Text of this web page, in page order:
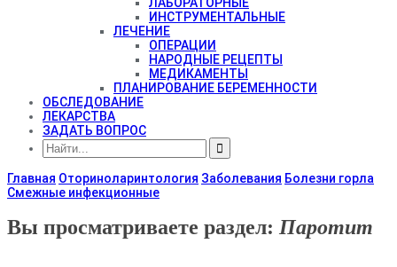
ИНСТРУМЕНТАЛЬНЫЕ
ЛЕЧЕНИЕ
ОПЕРАЦИИ
НАРОДНЫЕ РЕЦЕПТЫ
МЕДИКАМЕНТЫ
ПЛАНИРОВАНИЕ БЕРЕМЕННОСТИ
ОБСЛЕДОВАНИЕ
ЛЕКАРСТВА
ЗАДАТЬ ВОПРОС
Главная Оториноларинтология Заболевания Болезни горла
Смежные инфекционные
Вы просматриваете раздел: Паротит